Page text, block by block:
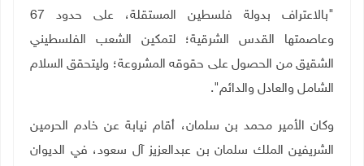
"بالاعتراف بدولة فلسطين المستقلة، على حدود 67
وعاصمتها القدس الشرقية؛ لتمكين الشعب الفلسطيني
الشقيق من الحصول على حقوقه المشروعة؛ وليتحقق السلام
الشامل والعادل والدائم".
وكان الأمير محمد بن سلمان، أقام نيابة عن خادم الحرمين
الشريفين الملك سلمان بن عبدالعزيز آل سعود، في الديوان